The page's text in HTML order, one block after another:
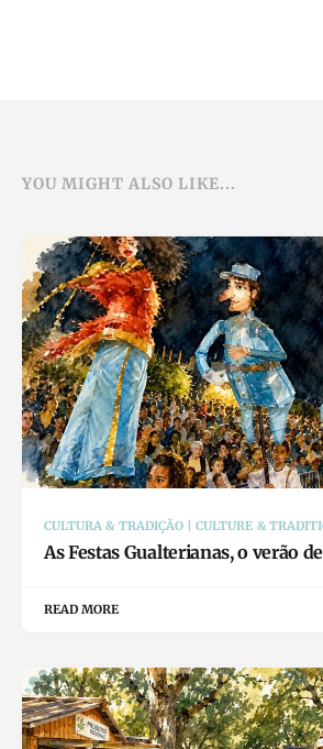
YOU MIGHT ALSO LIKE...
CULTURA & TRADIÇÃO | CULTURE &
As Festas Gualterianas, o verão
READ MORE